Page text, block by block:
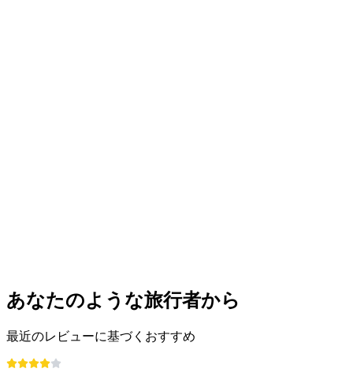
あなたのような旅行者から
最近のレビューに基づくおすすめ